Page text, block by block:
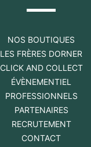
NOS BOUTIQUES
LES FRÈRES DORNER
CLICK AND COLLECT
ÉVÈNEMENTIEL
PROFESSIONNELS
PARTENAIRES
RECRUTEMENT
CONTACT